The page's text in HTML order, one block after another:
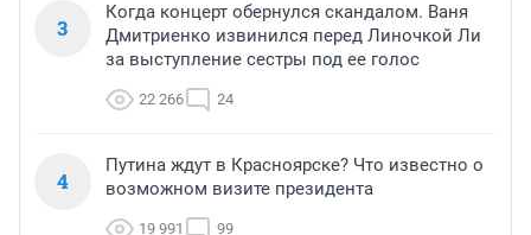
3
Когда концерт обернулся скандалом. Ваня
Дмитриенко извинился перед Линочкой Ли
за выступление сестры под ее голос
22 266 24
4
Путина ждут в Красноярске? Что известно о
возможном визите президента
19 991 99